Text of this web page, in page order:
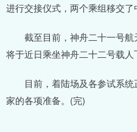
进行交接仪式，两个乘组移交了
截至目前，神舟二十一号航
将于近日乘坐神舟二十二号载人
目前，着陆场及各参试系统
家的各项准备。(完)